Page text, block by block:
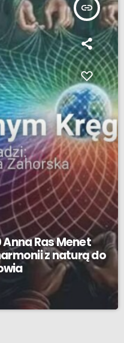
insert_link
Ras Menet
z naturą do